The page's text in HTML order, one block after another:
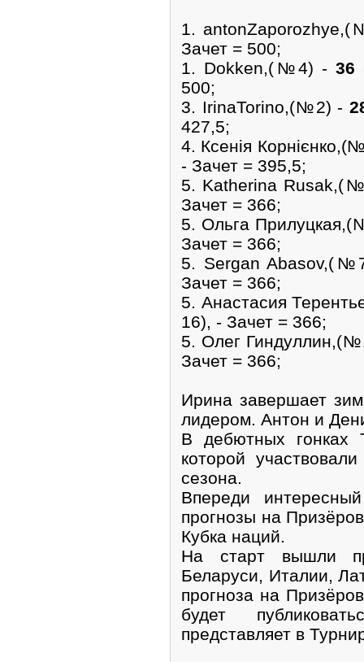
1.
Зачет = 500;
1. Dokken,(№4) - 36
500;
3. IrinaTorino,(№2) -
427,5;
4. Ксенія
- Зачет = 395,5;
5. Katherina
Зачет = 366;
5. Ольга
Зачет = 366;
5. Sergan
Зачет = 366;
5. Анастасия
16), - Зачет = 366;
5. Олег
Зачет = 366;
Ирина завершает
лидером. Антон и
В дебютных гонках
которой
сезона.
Впереди
прогнозы на
Кубка наций.
На старт вышли
Беларуси, Италии,
прогноза на
будет
представляет в